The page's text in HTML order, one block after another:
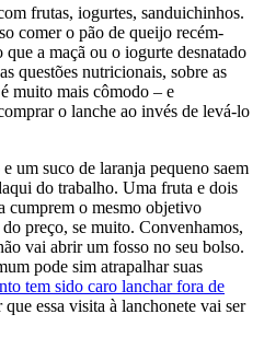
frutas, iogurtes, sanduichinhos.
comer o pão de queijo recém-
a maçã ou o iogurte desnatado
questões nutricionais, sobre as
muito mais cômodo – e
o lanche ao invés de levá-lo
um suco de laranja pequeno saem
do trabalho. Uma fruta e dois
cumprem o mesmo objetivo
preço, se muito. Convenhamos,
vai abrir um fosso no seu bolso.
pode sim atrapalhar suas
tem sido caro lanchar fora de
essa visita à lanchonete vai ser